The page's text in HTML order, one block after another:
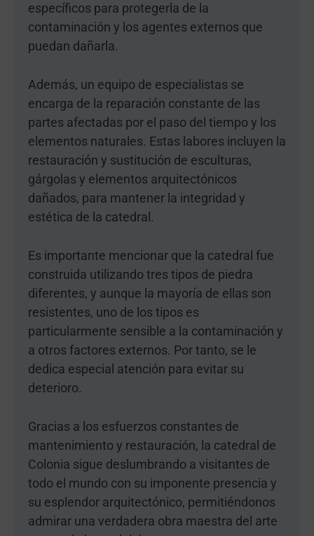
específicos para protegerla de la
contaminación y los agentes externos que
puedan dañarla.
Además, un equipo de especialistas se
encarga de la reparación constante de las
partes afectadas por el paso del tiempo y los
elementos naturales. Estas labores incluyen la
restauración y sustitución de esculturas,
gárgolas y elementos arquitectónicos
dañados, para mantener la integridad y
estética de la catedral.
Es importante mencionar que la catedral fue
construida utilizando tres tipos de piedra
diferentes, y aunque la mayoría de ellas son
resistentes, uno de los tipos es
particularmente sensible a la contaminación y
a otros factores externos. Por tanto, se le
dedica especial atención para evitar su
deterioro.
Gracias a los esfuerzos constantes de
mantenimiento y restauración, la catedral de
Colonia sigue deslumbrando a visitantes de
todo el mundo con su imponente presencia y
su esplendor arquitectónico, permitiéndonos
admirar una verdadera obra maestra del arte